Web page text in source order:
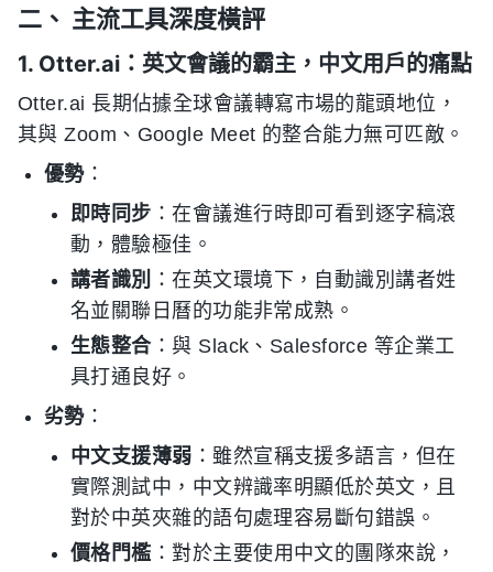
二、 主流工具深度橫評
1. Otter.ai：英文會議的霸主，中文用戶的痛點
Otter.ai 長期佔據全球會議轉寫市場的龍頭地位，
其與 Zoom、Google Meet 的整合能力無可匹敵。
優勢：
即時同步 ：在會議進行時即可看到逐字稿滾
動，體驗極佳。
講者識別
：在英文環境下，自動識別講者姓
名並關聯日曆的功能非常成熟。
生態整合：與 Slack、Salesforce 等企業工
具打通良好。
劣勢：
中文支援薄弱 ：雖然宣稱支援多語言，但在
實際測試中，中文辨識率明顯低於英文，且
對於中英夾雜的語句處理容易斷句錯誤。
價格門檻 ：對於主要使用中文的團隊來說，